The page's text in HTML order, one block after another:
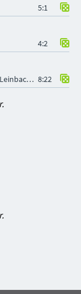
5:1
4:2
VR-Talentiade U10/1 : TA SV Heilbronn am Leinbach 1891 1 8:22